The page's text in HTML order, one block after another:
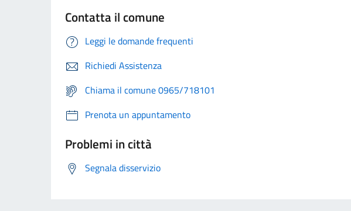
Contatta il comune
Leggi le domande frequenti
Richiedi Assistenza
Chiama il comune 0965/718101
Prenota un appuntamento
Problemi in città
Segnala disservizio